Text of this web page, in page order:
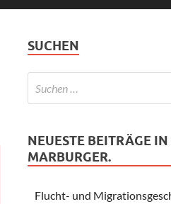
SUCHEN
NEUESTE BEITRÄGE IN
MARBURGER.
Flucht- und